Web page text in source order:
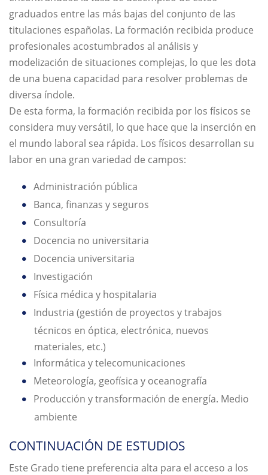
graduados entre las más bajas del conjunto de las
titulaciones españolas. La formación recibida produce
profesionales acostumbrados al análisis y
modelización de situaciones complejas, lo que les dota
de una buena capacidad para resolver problemas de
diversa índole.
De esta forma, la formación recibida por los físicos se
considera muy versátil, lo que hace que la inserción en
el mundo laboral sea rápida. Los físicos desarrollan su
labor en una gran variedad de campos:
Administración pública
Banca, finanzas y seguros
Consultoría
Docencia no universitaria
Docencia universitaria
Investigación
Física médica y hospitalaria
Industria (gestión de proyectos y trabajos
técnicos en óptica, electrónica, nuevos
materiales, etc.)
Informática y telecomunicaciones
Meteorología, geofísica y oceanografía
Producción y transformación de energía. Medio
ambiente
CONTINUACIÓN DE ESTUDIOS
Este Grado tiene preferencia alta para el acceso a los